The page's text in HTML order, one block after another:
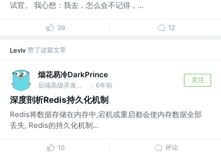
试官。 我心想：我去，怎么会不记得，...
39 12
Leviv 赞了这篇文章
烟花易冷DarkPrince
后端高级开发工程师 @百度 · 6年前
关注
深度剖析Redis持久化机制
Redis将数据存储在内存中,宕机或重启都会使内存数据全部
丢失, Redis的持久化机制...
10 评论